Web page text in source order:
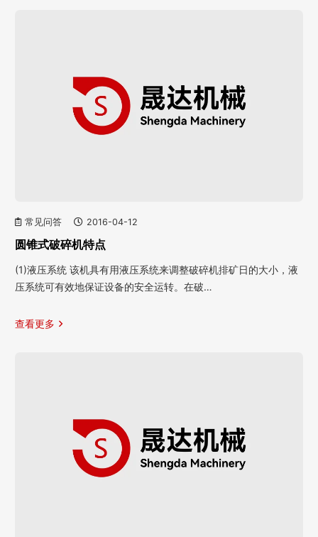
常见问答 2016-04-12
圆锥式破碎机特点
(1)液压系统 该机具有用液压系统来调整破碎机排矿日的大小，液
压系统可有效地保证设备的安全运转。在破…
查看更多